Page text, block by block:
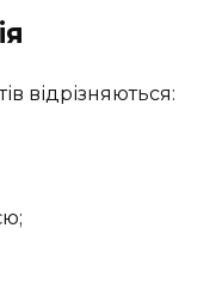
відрізняються: